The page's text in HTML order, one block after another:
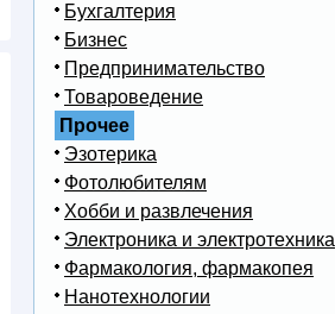
Бухгалтерия
Бизнес
Предпринимательство
Товароведение
Прочее
Эзотерика
Фотолюбителям
Хобби и развлечения
Электроника и электротехника
Фармакология, фармакопея
Нанотехнологии